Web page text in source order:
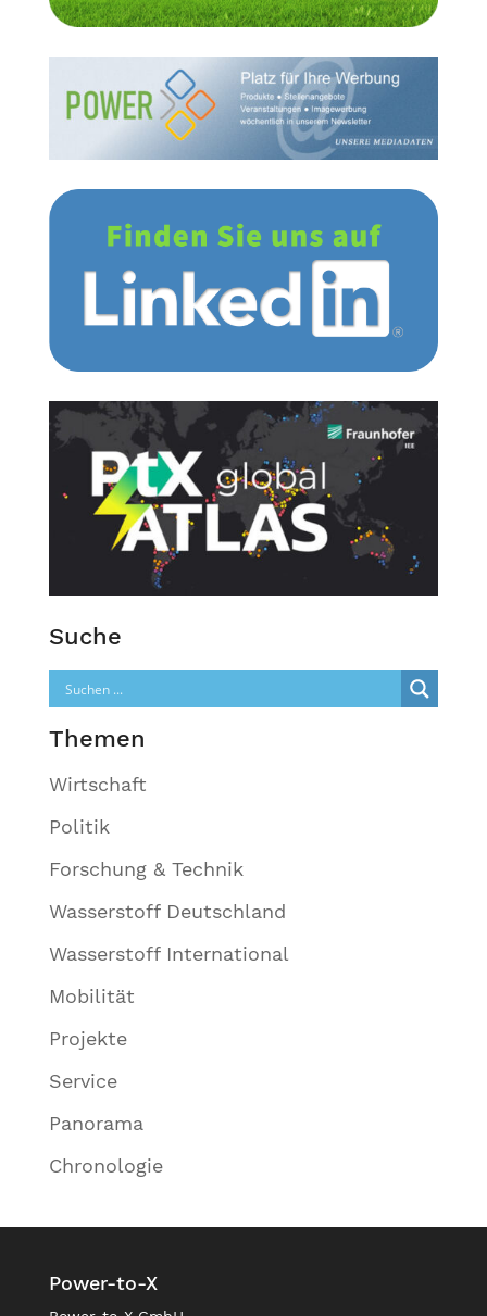
Suche
Themen
Wirtschaft
Politik
Forschung & Technik
Wasserstoff Deutschland
Wasserstoff International
Mobilität
Projekte
Service
Panorama
Chronologie
Power-to-X